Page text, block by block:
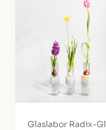
Glaslabor Radix-